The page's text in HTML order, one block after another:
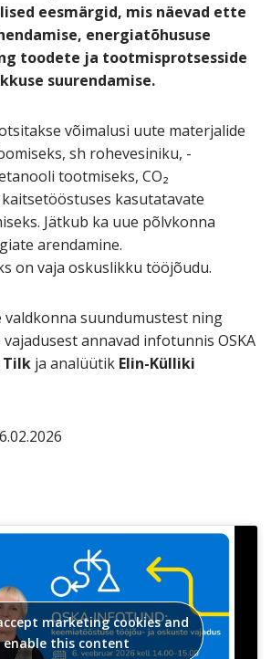
eesmärgid, mis näevad ette
energiatõhususe
toodete ja tootmisprotsesside
suurendamise.
võimalusi uute materjalide
sh rohevesiniku, -
tootmiseks, CO₂
kasutatavate
Jätkub ka uue põlvkonna
arendamine.
on vaja oskuslikku tööjõudu.
valdkonna suundumustest ning
annavad infotunnis OSKA
Tilk ja analüütik Elin-Külliki
marketing cookies and
enable this content